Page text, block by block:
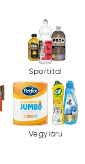
Sportital
Vegyiáru